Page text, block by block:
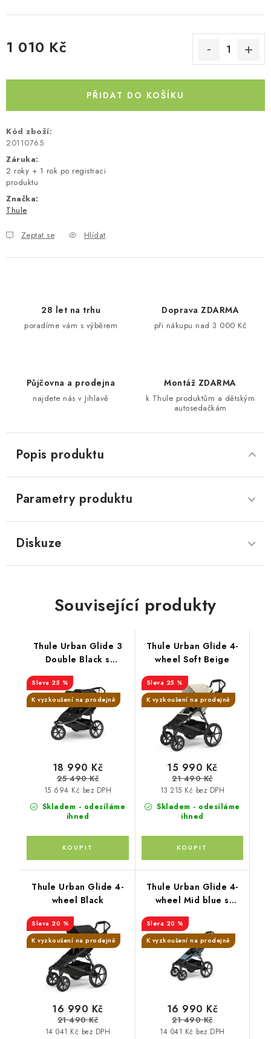
1 010 Kč
PŘIDAT DO KOŠÍKU
Kód zboží:
20110765
Záruka:
2 roky + 1 rok po registraci
produktu
Značka:
Thule
Zeptat se Hlídat
28 let na trhu
poradíme vám s výběrem
Doprava ZDARMA
při nákupu nad 3 000 Kč
Půjčovna a prodejna
najdete nás v Jihlavě
Montáž ZDARMA
k Thule produktům a dětským
autosedačkám
Popis produktu
Parametry produktu
Diskuze
Související produkty
Thule Urban Glide 3
Double Black s
magnetickými
přezkami
25 %
K vyzkoušení na prodejně
Skladem - odesíláme
ihned
15 694 Kč bez DPH
18 990 Kč
25 490 Kč
Thule Urban Glide 4-
wheel Soft Beige
25 %
K vyzkoušení na prodejně
Skladem - odesíláme
ihned
13 215 Kč bez DPH
15 990 Kč
21 490 Kč
Thule Urban Glide 4-
wheel Black
20 %
K vyzkoušení na prodejně
14 041 Kč bez DPH
16 990 Kč
21 490 Kč
Thule Urban Glide 4-
wheel Mid blue s
magnetickou přezkou
20 %
K vyzkoušení na prodejně
14 041 Kč bez DPH
16 990 Kč
21 490 Kč